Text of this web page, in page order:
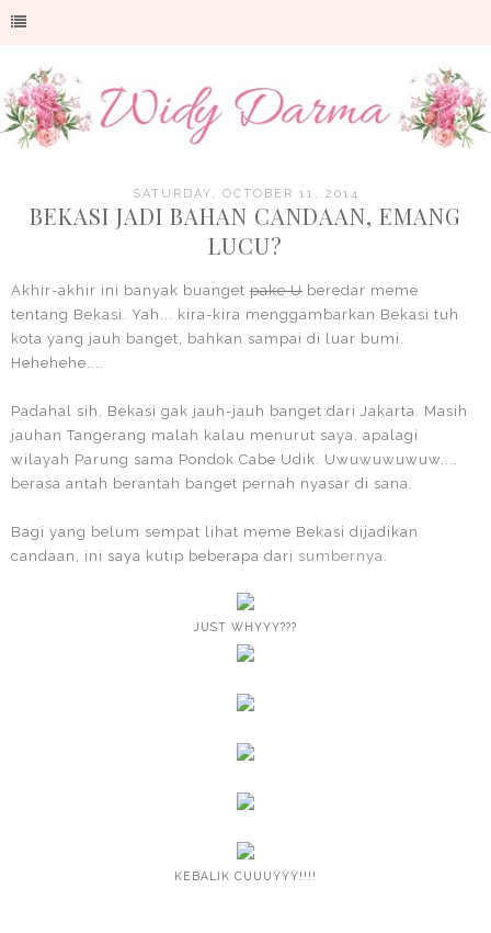
SATURDAY, OCTOBER 11, 2014
BEKASI JADI BAHAN CANDAAN, EMANG
LUCU?
Akhir-akhir ini banyak buanget pake U beredar meme
tentang Bekasi. Yah... kira-kira menggambarkan Bekasi tuh
kota yang jauh banget, bahkan sampai di luar bumi.
Hehehehe....
Padahal sih, Bekasi gak jauh-jauh banget dari Jakarta. Masih
jauhan Tangerang malah kalau menurut saya, apalagi
wilayah Parung sama Pondok Cabe Udik. Uwuwuwuwuw....
berasa antah berantah banget pernah nyasar di sana.
Bagi yang belum sempat lihat meme Bekasi dijadikan
candaan, ini saya kutip beberapa dari sumbernya.
JUST WHYYY???
KEBALIK CUUUYYY!!!!